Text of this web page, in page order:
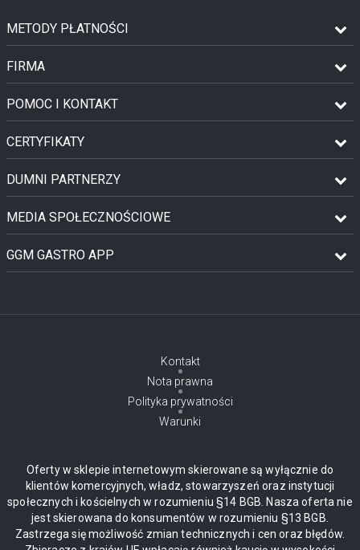
METODY PŁATNOŚCI
FIRMA
POMOC I KONTAKT
CERTYFIKATY
DUMNI PARTNERZY
MEDIA SPOŁECZNOŚCIOWE
GGM GASTRO APP
Kontakt
Nota prawna
Polityka prywatności
Warunki
Oferty w sklepie internetowym skierowane są wyłącznie do
klientów komercyjnych, władz, stowarzyszeń oraz instytucji
społecznych i kościelnych w rozumieniu §14 BGB. Nasza oferta nie
jest skierowana do konsumentów w rozumieniu §13 BGB.
Zastrzega się możliwość zmian technicznych i cen oraz błędów.